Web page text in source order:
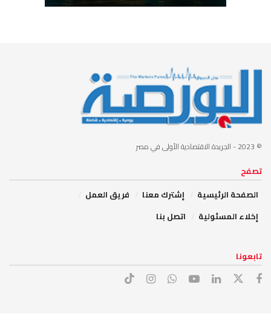
© 2023 - الجريدة الاقتصادية الأولى في مصر
تصفح
الصفحة الرئيسية
إشترك معنا
فريق العمل
إخلاء المسئولية
اتصل بنا
تابعونا